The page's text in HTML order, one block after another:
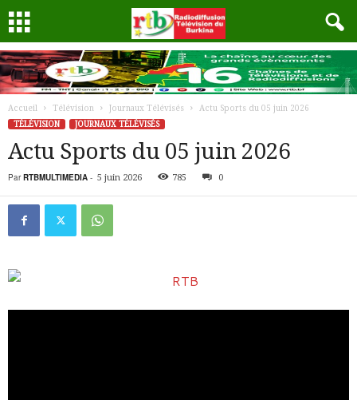
Accueil Télévision Journaux Télévisés
Actu Sports du 05 juin 2026
TÉLÉVISION
JOURNAUX TÉLÉVISÉS
Actu Sports du 05 juin 2026
Par RTBMULTIMEDIA - 5 juin 2026 785 0